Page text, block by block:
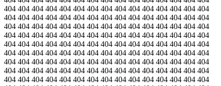
404 404 404 404 404 404 404 404 404 404 404 404 404 404 404
404 404 404 404 404 404 404 404 404 404 404 404 404 404 404
404 404 404 404 404 404 404 404 404 404 404 404 404 404 404
404 404 404 404 404 404 404 404 404 404 404 404 404 404 404
404 404 404 404 404 404 404 404 404 404 404 404 404 404 404
404 404 404 404 404 404 404 404 404 404 404 404 404 404 404
404 404 404 404 404 404 404 404 404 404 404 404 404 404 404
404 404 404 404 404 404 404 404 404 404 404 404 404 404 404
404 404 404 404 404 404 404 404 404 404 404 404 404 404 404